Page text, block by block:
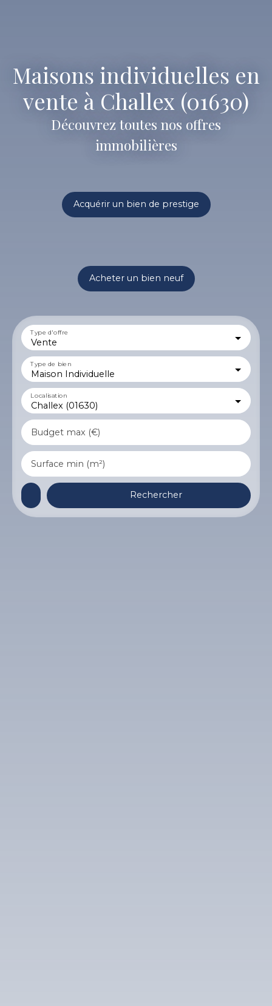
Maisons individuelles en
vente à Challex (01630)
Découvrez toutes nos offres
immobilières
Acquérir un bien de prestige
Acheter un bien neuf
Vente
Type d'offre
Maison Individuelle
Type de bien
Challex (01630)
Localisation
Budget max (€)
Surface min (m²)
Rechercher